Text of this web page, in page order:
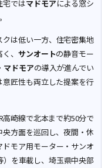
宅ではマドモアによる窓シ
は低い一方、住宅密集地
、 サンオートの静音モー
マドモアの導入が進んでい
匠性も両立した提案を行
崎線で北本まで約50分で
方面を巡回し、夜間・休
モア用モーター・サンオ
を車載し、埼玉県中央部